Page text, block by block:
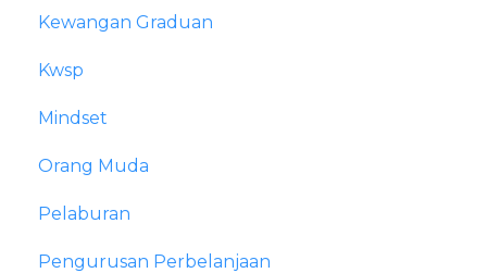
Kewangan Graduan
Kwsp
Mindset
Orang Muda
Pelaburan
Pengurusan Perbelanjaan